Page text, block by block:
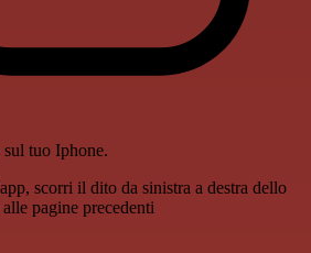
tuo Iphone.
scorri il dito da sinistra a destra dello
pagine precedenti